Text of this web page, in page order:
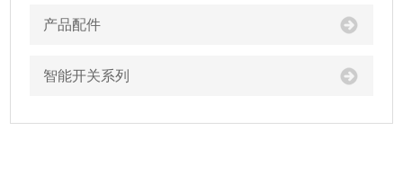
产品配件
智能开关系列